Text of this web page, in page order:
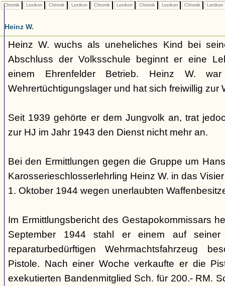
Chronik Lexikon Chronik Lexikon Chronik Lexikon Chronik Lexikon Chronik Lexikon
Heinz W.
Heinz W. wuchs als uneheliches Kind bei
Abschluss der Volksschule beginnt er eine
einem Ehrenfelder Betrieb. Heinz W.
Wehrertüchtigungslager und hat sich freiwillig zur
Seit 1939 gehörte er dem Jungvolk an, trat
zur HJ im Jahr 1943 den Dienst nicht mehr an.
Bei den Ermittlungen gegen die Gruppe um
Karosserieschlosserlehrling Heinz W. in das
1. Oktober 1944 wegen unerlaubten
Im Ermittlungsbericht des Gestapokommissars
September 1944 stahl er einem auf seiner
reparaturbedürftigen Wehrmachtsfahrzeug
Pistole. Nach einer Woche verkaufte er die
exekutierten Bandenmitglied Sch. für 200.- RM.